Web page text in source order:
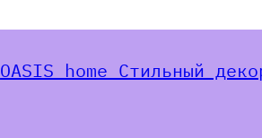
OASIS home Стильный